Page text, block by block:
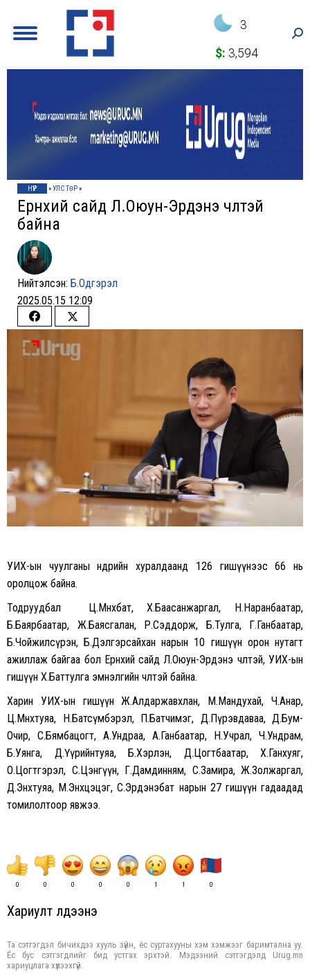
3
$: 3,594
НҮҮР »УЛС ТӨР»
Ерөнхий сайд Л.Оюун-Эрдэнэ чөлөөтэй
байна
Нийтэлсэн: Б.Одгэрэл
2025.05.15 12:09
Share
on
Share
on
УИХ-ын чуулганы өнөөдрийн хуралдаанд 126 гишүүнээс 66 нь
оролцож байна.
Тодруудбал Ц.Мөнхбат, Х.Баасанжаргал, Н.Наранбаатар,
Б.Баярбаатар, Ж.Баясгалан, Р.Сэддорж, Б.Тулга, Г.Ганбаатар,
Б.Чойжилсүрэн, Б.Дэлгэрсайхан нарын 10 гишүүн орон нутагт
ажиллаж байгаа бол Ерөнхий сайд Л.Оюун-Эрдэнэ чөлөөтэй, УИХ-ын
гишүүн Х.Баттулга эмнэлгийн чөлөөтэй байна.
Харин УИХ-ын гишүүн Ж.Алдаржавхлан, М.Мандухай, Ч.Анар,
Ц.Мөнхтуяа, Н.Батсүмбэрэл, П.Батчимэг, Д.Пүрэвдаваа, Д.Бум-
Очир, С.Бямбацогт, А.Ундраа, А.Ганбаатар, Н.Учрал, Ч.Ундрам,
Б.Уянга, Д.Үүрийнтуяа, Б.Хэрлэн, Д.Цогтбаатар, Х.Ганхуяг,
О.Цогтгэрэл, С.Цэнгүүн, Г.Дамдинням, С.Замира, Ж.Золжаргал,
Д.Энхтуяа, М.Энхцэцэг, С.Эрдэнэбат нарын 27 гишүүн гадаадад
томилолтоор явжээ.
0 0 0 0 0 1 1 0
Хариулт үлдээнэ үү
Та сэтгэгдэл бичихдээ хууль зүйн, ёс суртахууны хэм хэмжээг баримтална уу.
Ёс бус сэтгэгдлийг бид устгах эрхтэй. Мэдээний сэтгэгдэлд Urug.mn
хариуцлага хүлээхгүй.